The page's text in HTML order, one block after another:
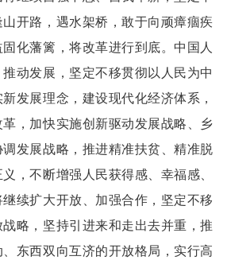
开路，遇水架桥，敢于向顽瘴痼疾
化藩篱，将改革进行到底。中国人
动发展，坚定不移贯彻以人民为中
发展理念，建设现代化经济体系，
，加快实施创新驱动发展战略、乡
发展战略，推进精准扶贫、精准脱
，不断增强人民获得感、幸福感、
续扩大开放、加强合作，坚定不移
略，坚持引进来和走出去并重，推
东西双向互济的开放格局，实行高